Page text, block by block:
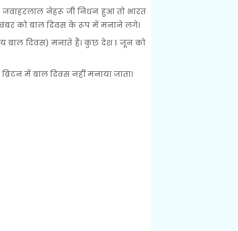
जवाहरलाल नेहरू जी निधन हुआ तो भारत
को बाल दिवस के रूप में मनाने लगे।
बाल दिवस) मनाते हैं। कुछ देश 1 जून को
में बाल दिवस नहीं मनाया जाता।